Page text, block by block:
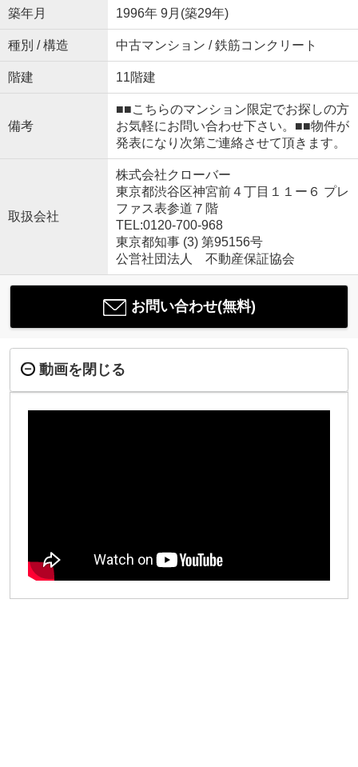
築年月 1996年 9月(築29年)
種別 / 構造 中古マンション / 鉄筋コンクリート
階建 11階建
備考
■■こちらのマンション限定でお探しの方
お気軽にお問い合わせ下さい。■■物件が
発表になり次第ご連絡させて頂きます。
取扱会社
株式会社クローバー
東京都渋谷区神宮前４丁目１１ー６ プレ
ファス表参道７階
TEL:0120-700-968
東京都知事 (3) 第95156号
公営社団法人 不動産保証協会
お問い合わせ(無料)
動画を閉じる